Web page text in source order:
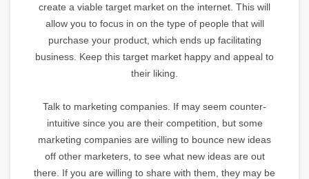
create a viable target market on the internet. This will
allow you to focus in on the type of people that will
purchase your product, which ends up facilitating
business. Keep this target market happy and appeal to
their liking.
Talk to marketing companies. If may seem counter-
intuitive since you are their competition, but some
marketing companies are willing to bounce new ideas
off other marketers, to see what new ideas are out
there. If you are willing to share with them, they may be